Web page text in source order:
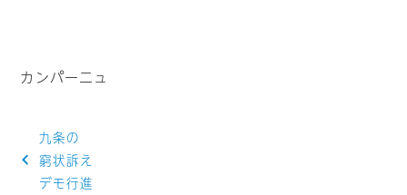
カンパーニュ
稿
九条の
窮状訴え
デモ行進